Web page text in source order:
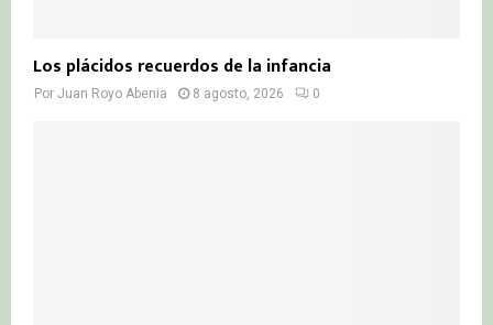
Los plácidos recuerdos de la infancia
Por Juan Royo Abenia 8 agosto, 2026 0